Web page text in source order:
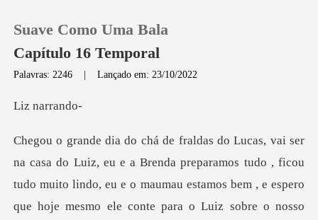
Loja
Histórico
Suave Como Uma Bala
Capítulo 16 Temporal
Palavras: 2246 |Lançado em: 23/10/2022
narr
tudo muito lindo, eu e o maumau estamos bem , e espero
que hoje mesmo ele conte para o Luiz sobre o nosso